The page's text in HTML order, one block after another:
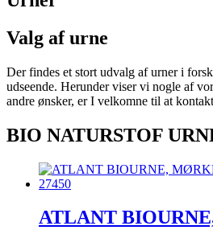
Valg af urne
Der findes et stort udvalg af urner i
udseende. Herunder viser vi nogle af
andre ønsker, er I velkomne til at
BIO NATURSTOF
ATLANT